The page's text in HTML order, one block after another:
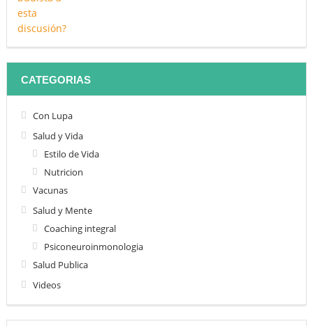
CATEGORIAS
Con Lupa
Salud y Vida
Estilo de Vida
Nutricion
Vacunas
Salud y Mente
Coaching integral
Psiconeuroinmonologia
Salud Publica
Videos